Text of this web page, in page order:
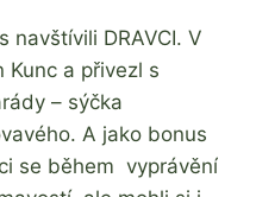
navštívili DRAVCI. V
Kunc a přivezl s
– sýčka
A jako bonus
se během vyprávění